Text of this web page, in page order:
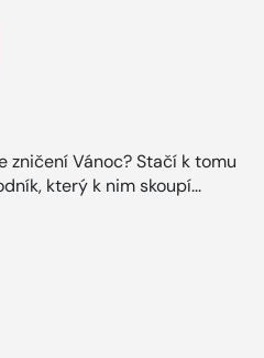
zničení Vánoc? Stačí k tomu
který k nim skoupí...